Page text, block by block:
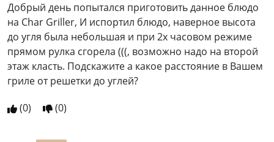
Добрый день попытался приготовить данное блюдо
на Char Griller, И испортил блюдо, наверное высота
до угля была небольшая и при 2х часовом режиме
прямом рулка сгорела (((, возможно надо на второй
этаж класть. Подскажите а какое расстояние в Вашем
гриле от решетки до углей?
(0) (0)